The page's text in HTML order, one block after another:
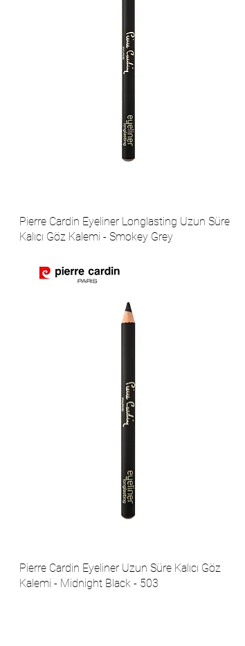
Pierre Cardin Eyeliner Longlasting Uzun Süre
Kalıcı Göz Kalemi - Smokey Grey
Pierre Cardin Eyeliner Uzun Süre Kalıcı Göz
Kalemi - Midnight Black - 503